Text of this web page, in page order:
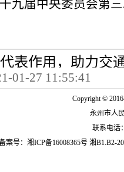
九届中央委员会第
表作用，助力交
01-27 11:55:41
Copyright ©
永州市人
联系电话
案号： 湘ICP备16008365号 湘B1.B2-